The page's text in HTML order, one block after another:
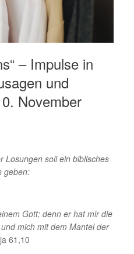
– Impulse in
und
November
Losungen soll ein biblisches
geben:
Gott; denn er hat mir die
mich mit dem Mantel der
61,10